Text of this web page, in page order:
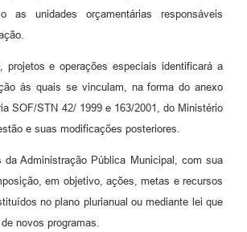
as unidades orçamentárias responsáveis
projetos e operações especiais identificará a
às quais se vinculam, na forma do anexo
SOF/STN 42/ 1999 e 163/2001, do Ministério
e suas modificações posteriores.
da Administração Pública Municipal, com sua
em objetivo, ações, metas e recursos
no plano plurianual ou mediante lei que
novos programas.